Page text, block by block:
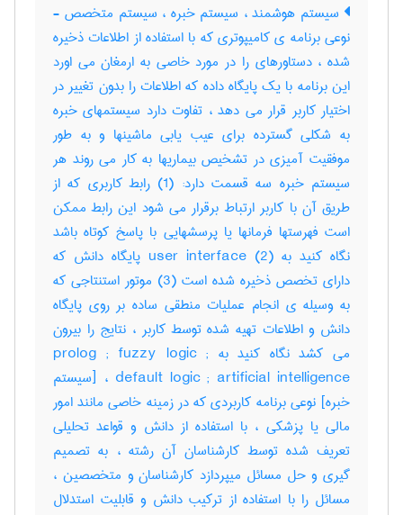
سیستم هوشمند ، سیستم خبره ، سیستم متخصص -
نوعی برنامه ی کامیپوتری که با استفاده از اطلاعات ذخیره
شده ، دستاورهای را در مورد خاصی به ارمغان می اورد
این برنامه با یک پایگاه داده که اطلاعات را بدون تغییر در
اختیار کاربر قرار می دهد ، تفاوت دارد سیستمهای خبره
به شکلی گسترده برای عیب یابی ماشینها و به طور
موفقیت آمیزی در تشخیص بیماریها به کار می روند هر
سیستم خبره سه قسمت دارد: (1) رابط کاربری که از
طریق آن با کاربر ارتباط برقرار می شود این رابط ممکن
است فهرستها فرمانها یا پرسشهایی با پاسخ کوتاه باشد
نگاه کنید به user interface (2) پایگاه دانش که
دارای تخصص ذخیره شده است (3) موتور استنتاجی که
به وسیله ی انجام عملیات منطقی ساده بر روی پایگاه
دانش و اطلاعات تهیه شده توسط کاربر ، نتایج را بیرون
می کشد نگاه کنید به prolog ; fuzzy logic ;
default logic ; artificial intelligence ، [سیستم
خبره] نوعی برنامه کاربردی که در زمینه خاصی مانند امور
مالی یا پزشکی ، با استفاده از دانش و قواعد تحلیلی
تعریف شده توسط کارشناسان آن رشته ، به تصمیم
گیری و حل مسائل میپردازد کارشناسان و متخصصین ،
مسائل را با استفاده از ترکیب دانش و قابلیت استدلال